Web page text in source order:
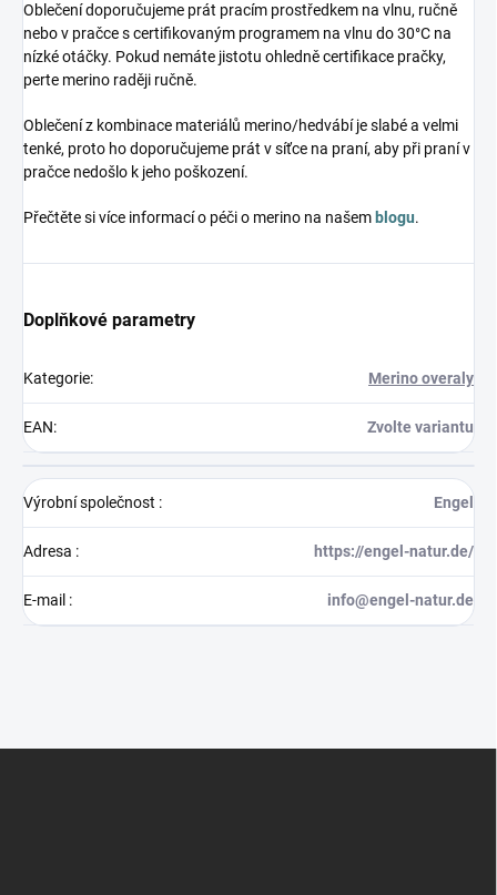
Oblečení doporučujeme prát pracím prostředkem na vlnu, ručně
nebo v pračce s certifikovaným programem na vlnu do 30°C na
nízké otáčky. Pokud nemáte jistotu ohledně certifikace pračky,
perte merino raději ručně.
Oblečení z kombinace materiálů merino/hedvábí je slabé a velmi
tenké, proto ho doporučujeme prát v síťce na praní, aby při praní v
pračce nedošlo k jeho poškození.
Přečtěte si více informací o péči o merino na našem blogu.
Doplňkové parametry
Kategorie: Merino overaly
EAN: Zvolte variantu
Výrobní společnost : Engel
Adresa : https://engel-natur.de/
E-mail : info@engel-natur.de